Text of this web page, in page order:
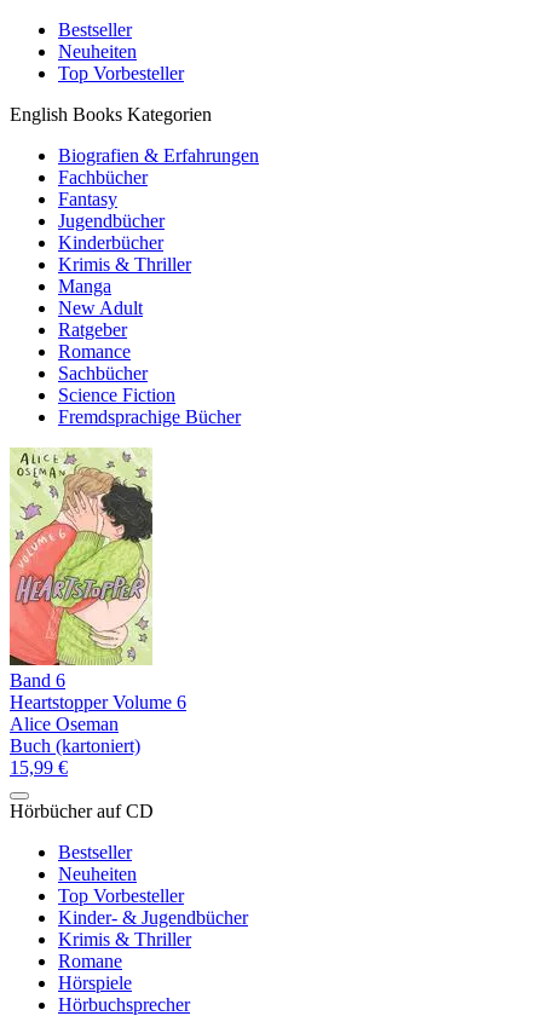
Bestseller
Neuheiten
Top Vorbesteller
English Books Kategorien
Biografien & Erfahrungen
Fachbücher
Fantasy
Jugendbücher
Kinderbücher
Krimis & Thriller
Manga
New Adult
Ratgeber
Romance
Sachbücher
Science Fiction
Fremdsprachige Bücher
Band 6
Heartstopper Volume 6
Alice Oseman
Buch (kartoniert)
15,99 €
Hörbücher auf CD
Bestseller
Neuheiten
Top Vorbesteller
Kinder- & Jugendbücher
Krimis & Thriller
Romane
Hörspiele
Hörbuchsprecher